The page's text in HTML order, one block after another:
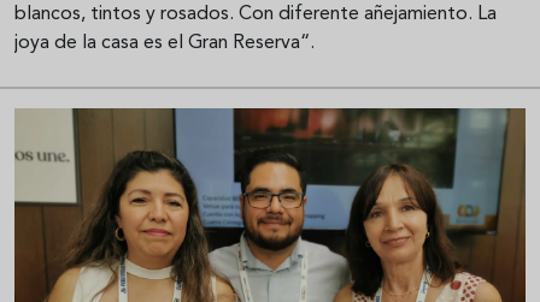
blancos, tintos y rosados. Con diferente añejamiento. La
joya de la casa es el Gran Reserva“.